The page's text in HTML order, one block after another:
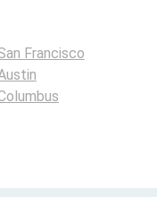
Francisco